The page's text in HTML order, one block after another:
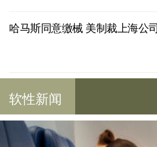
哈马斯同意缴械 美制裁上海公司
软性新闻